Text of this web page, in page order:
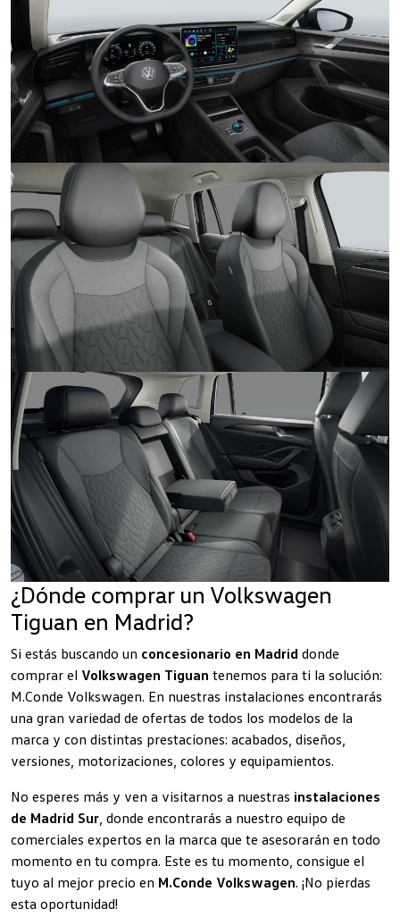
¿Dónde comprar un Volkswagen
Tiguan en Madrid?
Si estás buscando un concesionario en Madrid donde
comprar el Volkswagen Tiguan tenemos para ti la solución:
M.Conde Volkswagen. En nuestras instalaciones encontrarás
una gran variedad de ofertas de todos los modelos de la
marca y con distintas prestaciones: acabados, diseños,
versiones, motorizaciones, colores y equipamientos.
No esperes más y ven a visitarnos a nuestras instalaciones
de Madrid Sur, donde encontrarás a nuestro equipo de
comerciales expertos en la marca que te asesorarán en todo
momento en tu compra. Este es tu momento, consigue el
tuyo al mejor precio en M.Conde Volkswagen. ¡No pierdas
esta oportunidad!